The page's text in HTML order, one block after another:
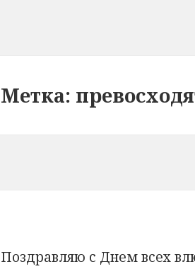
Метка:
Поздравляю с Днем всех